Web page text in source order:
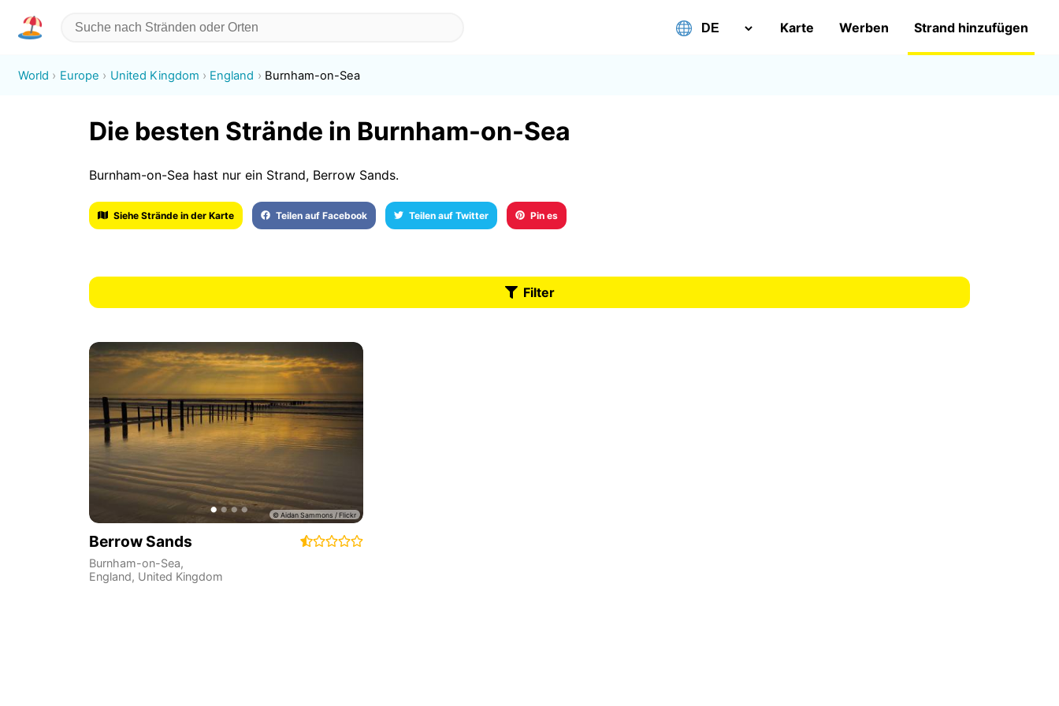
Karte Werben Strand hinzufügen
World Europe United Kingdom England Burnham-on-Sea
Die besten Strände in Burnham-on-Sea
Burnham-on-Sea hast nur ein Strand, Berrow Sands.
Siehe Strände in der Karte Teilen auf Facebook Teilen auf Twitter Pin es
Filter
Berrow Sands
Burnham-on-Sea,
England, United Kingdom